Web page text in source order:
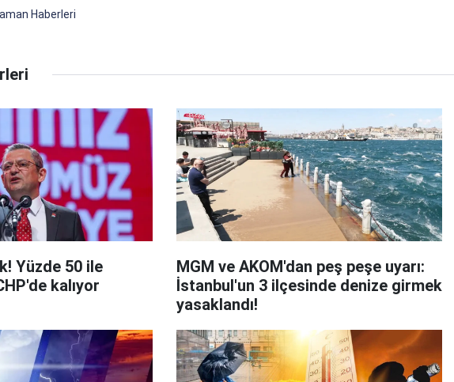
Haberleri
Yüzde 50 ile
kalıyor
MGM ve AKOM'dan peş peşe uyarı:
İstanbul'un 3 ilçesinde denize girmek
yasaklandı!